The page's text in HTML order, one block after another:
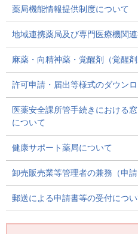
薬局機能情報提供制度について
地域連携薬局及び専門医療機関
麻薬・向精神薬・覚醒剤（覚醒
許可申請・届出等様式のダウン
医薬安全課所管手続きにおける
について
健康サポート薬局について
卸売販売業等管理者の兼務（申
郵送による申請書等の受付につ